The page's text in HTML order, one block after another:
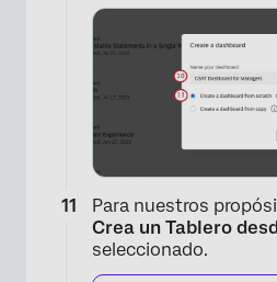
Para nuestros
Crea un Tablero
seleccionado.